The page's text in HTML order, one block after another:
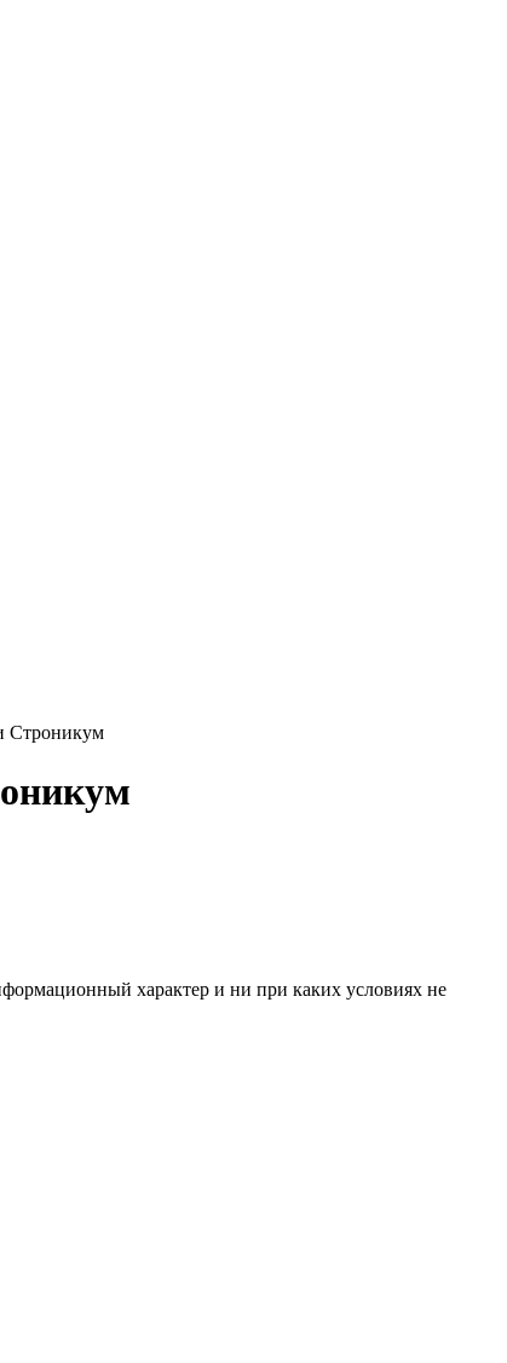
Строникум
характер и ни при каких условиях не